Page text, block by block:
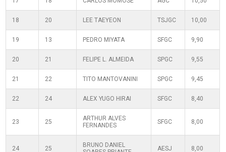
18 20 LEE TAEYEON TSJGC 10,00
19 13 PEDRO MIYATA SFGC 9,90
20 21 FELIPE L. ALMEIDA SPGC 9,55
21 22 TITO MANTOVANINI SPGC 9,45
22 24 ALEX YUGO HIRAI SFGC 8,40
23 25
ARTHUR ALVES
FERNANDES
SFGC 8,00
24 25
BRUNO DANIEL
AESJ 8,00